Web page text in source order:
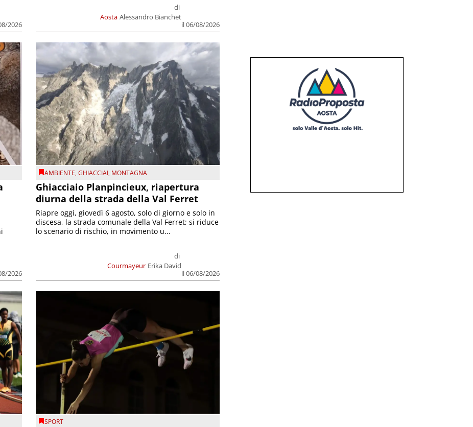
2026
Aosta
di
Alessandro Bianchet
il 06/08/2026
2026
AMBIENTE,GHIACCIAI, MONTAGNA
Ghiacciaio Planpincieux, riapertura
diurna della strada della Val Ferret
Courmayeur
di
Erika David
il 06/08/2026
Riapre oggi, giovedì 6 agosto, solo di giorno e solo in
discesa, la strada comunale della Val Ferret; si riduce
lo scenario di rischio, in movimento u...
SPORT